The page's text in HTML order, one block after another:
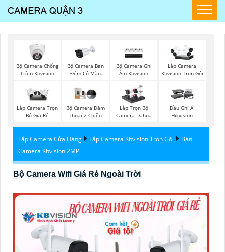
Bộ Camera Chống
Trộm Kbvision
Bộ Camera Ban
Đêm Có Màu
Bộ Camera Ghi
Âm Kbvision
Lắp Camera
Kbvision Trọn Gói
Lắp Camera Trọn
Bộ Giá Rẻ
Bộ Camera Đàm
Thoại 2 Chiều
Lắp Trọn Bộ
Camera Dahua
Đầu Ghi AI
Hikvision
Lắp Camera Cửa Hàng Lắp Camera Kbvision Trọn Gói
Bán
Camera Kbvision 2MP
Bộ Camera Wifi Giá Rẻ Ngoài Trời